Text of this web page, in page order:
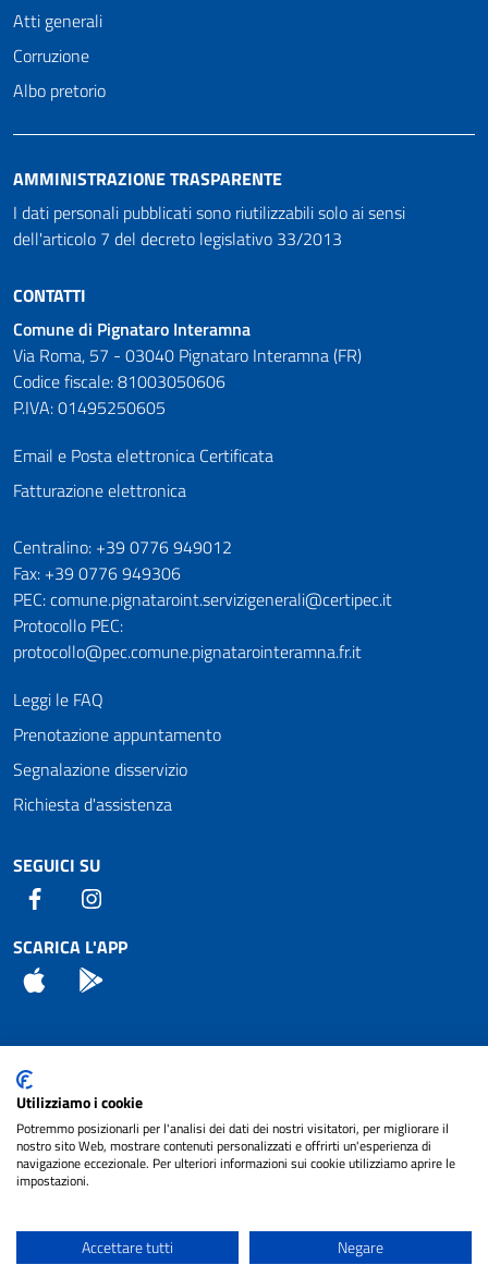
Atti generali
Corruzione
Albo pretorio
AMMINISTRAZIONE TRASPARENTE
I dati personali pubblicati sono riutilizzabili solo ai sensi
dell'articolo 7 del decreto legislativo 33/2013
CONTATTI
Comune di Pignataro Interamna
Via Roma, 57 - 03040 Pignataro Interamna (FR)
Codice fiscale: 81003050606
P.IVA: 01495250605
Email e Posta elettronica Certificata
Fatturazione elettronica
Numeri utili
Centralino: +39 0776 949012
Fax: +39 0776 949306
PEC: comune.pignataroint.servizigenerali@certipec.it
Protocollo PEC:
protocollo@pec.comune.pignatarointeramna.fr.it
Leggi le FAQ
Prenotazione appuntamento
Segnalazione disservizio
Richiesta d'assistenza
SEGUICI SU
Facebook
SCARICA L'APP
App Store
Attuazione Misure PNRR
Piano di miglioramento del sito
Note legali
cura diNET SMART
Utilizziamo i cookie
Potremmo posizionarli per l'analisi dei dati dei nostri visitatori, per migliorare il
nostro sito Web, mostrare contenuti personalizzati e offrirti un'esperienza di
navigazione eccezionale. Per ulteriori informazioni sui cookie utilizziamo aprire le
impostazioni.
Accettare tutti Negare